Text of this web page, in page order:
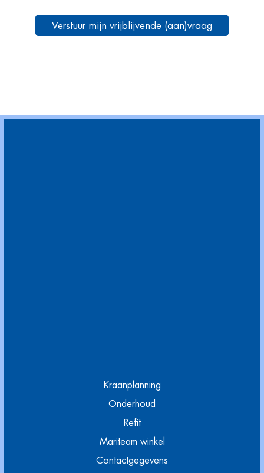
Kraanplanning
Onderhoud
Refit
Mariteam winkel
Contactgegevens